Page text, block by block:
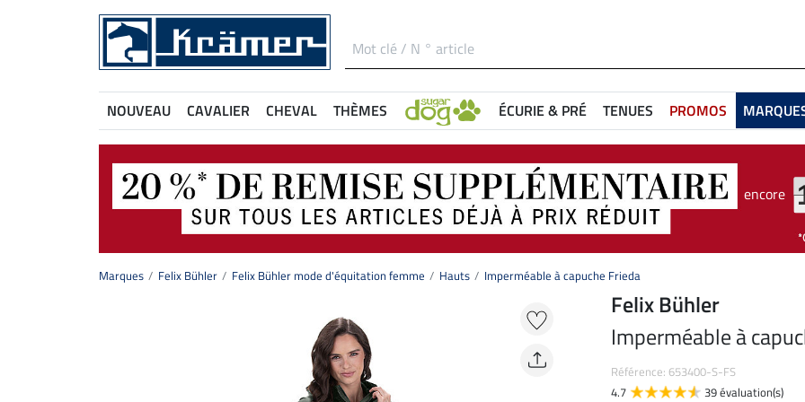
NOUVEAU CAVALIER CHEVAL THÈMES ÉCURIE & PRÉ TENUES PROMOS
encore
Marques Felix Bühler Felix Bühler mode d'équitation femme Hauts Imperméable à capuche Frieda
Felix Bühler
Imperméable à
Référence: 653400-S-FS
4.7
39 évaluation(s)